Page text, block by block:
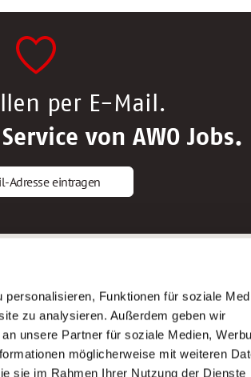
Funktionen für soziale
zu analysieren. Außerdem geben wir
unsere Partner für soziale Medien,
möglicherweise mit weiteren
sie im Rahmen Ihrer Nutzung der Dienste
per E-Mail.
von AWO Jobs.
Adresse eintragen
AWO Gliederungen nach Bundesland
Stellenangebote nach Bundesländern
Sitemap
Impressum
Datenschutz